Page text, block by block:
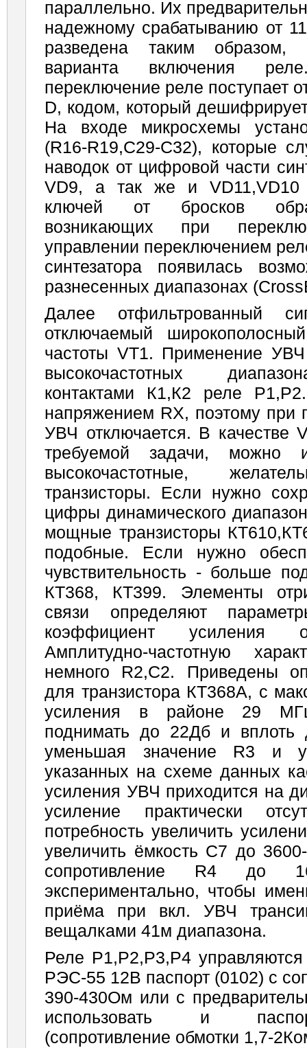
параллельно. Их
надежному срабатыванию от
разведена таким образом,
варианта включения
переключение реле поступает
D, кодом, который
На входе микросхемы
(R16-R19,C29-C32), которые
наводок от цифровой части
VD9, а так же и
ключей от бросков
возникающих при
управлении переключением
синтезатора появилась
разнесенных диапазонах
Далее отфильтрованный
отключаемый
частоты VT1. Применение УВЧ
высокочастотных
контактами К1,К2 реле
напряжением RX, поэтому при
УВЧ отключается. В качестве
требуемой задачи, можно
высокочастотные,
транзисторы. Если нужно
цифры динамического
мощные транзисторы
подобные. Если нужно
чувствительность - больше
КТ368, КТ399. Элементы
связи определяют
коэффициент усиления
Амплитудно-частотную
немного R2,C2. Приведены
для транзистора КТ368А, с
усиления в районе 29
поднимать до 22Дб и вплоть
уменьшая значение R3 и
указанных на схеме данных
усиления УВЧ приходится на
усиление практически
потребность увеличить
увеличить ёмкость С7 до
сопротивление R4 до
экспериментально, чтобы
приёма при вкл. УВЧ
вещалками 41м диапазона.
Реле Р1,Р2,Р3,Р4 управляются
РЭС-55 12В паспорт (0102) с
390-430Ом или с
использовать и
(сопротивление обмотки 1,7-